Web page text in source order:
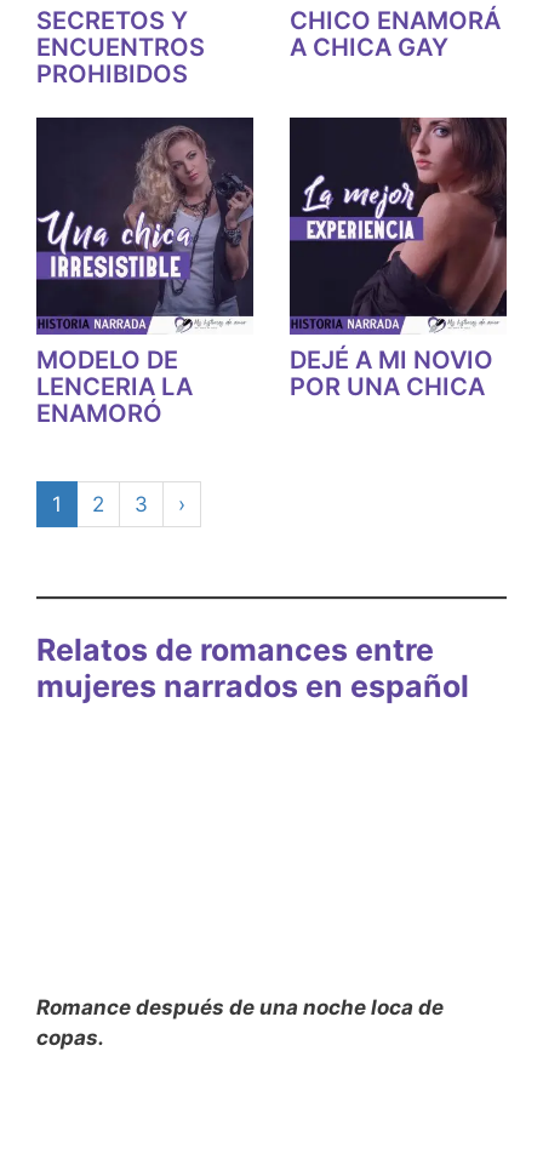
SECRETOS Y
ENCUENTROS
PROHIBIDOS
CHICO ENAMORÁ
A CHICA GAY
MODELO DE
LENCERIA LA
ENAMORÓ
DEJÉ A MI NOVIO
POR UNA CHICA
1 2 3 ›
Relatos de romances entre
mujeres narrados en español
Romance después de una noche loca de
copas.